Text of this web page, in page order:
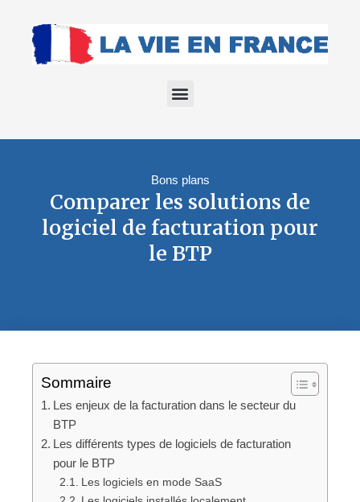
Bons plans
Comparer les solutions de
logiciel de facturation pour
le BTP
Sommaire
Les enjeux de la facturation dans le secteur du
BTP
Les différents types de logiciels de facturation
pour le BTP
Les logiciels en mode SaaS